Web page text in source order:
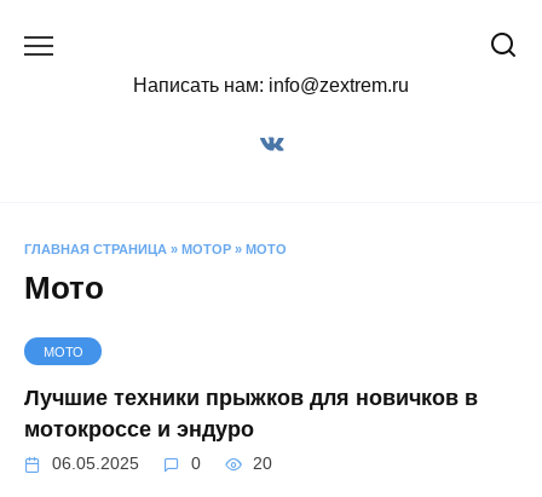
Написать нам: info@zextrem.ru
ГЛАВНАЯ СТРАНИЦА » МОТОР » МОТО
Мото
МОТО
Лучшие техники прыжков для новичков в
мотокроссе и эндуро
06.05.2025 0 20